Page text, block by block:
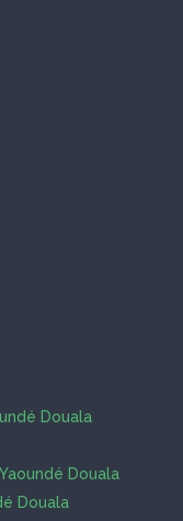
Douala
Douala
Douala